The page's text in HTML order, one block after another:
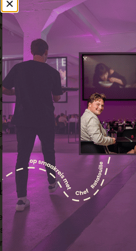
geslaagde avond heb je een
en goed geluid. Voor het
servies passend bij het thema
voor verschillende dranken
en
en voldoende bestek
om de timing bij te houden
voor de sfeer
schema met tijdstippen
stress en zorgt dat je kunt
tips
is belangrijk voor een
over de momenten waarop je
groenten en maak sauzen